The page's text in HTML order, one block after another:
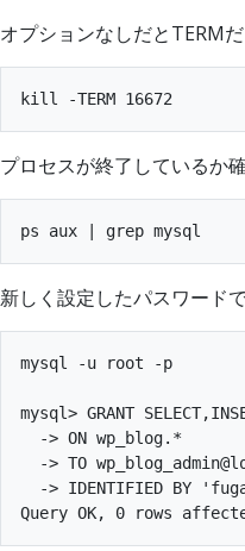
オプションなしだとTERM
プロセスが終了しているか
新しく設定したパスワード
mysql -u root -p
mysql> GRANT
  -> ON wp_blog.*
-> TO
-> IDENTIFIED BY